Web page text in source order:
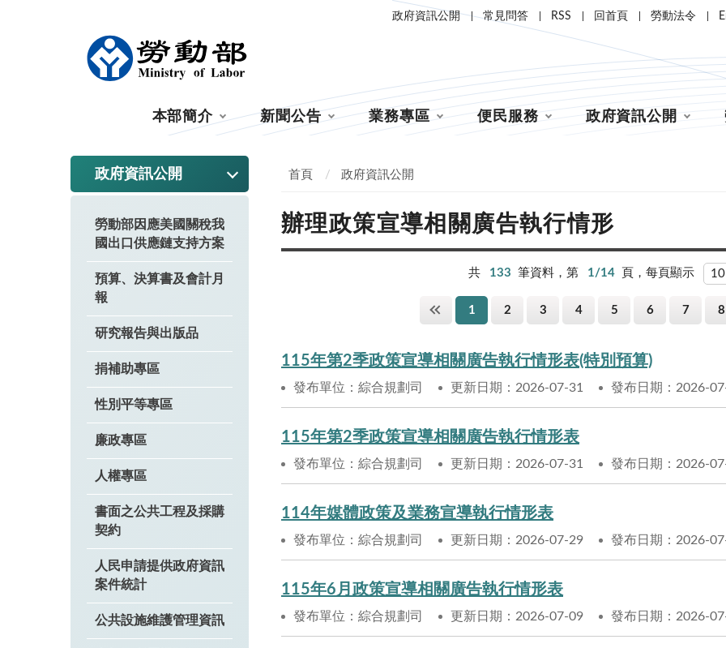
政府資訊公開 常見問答 RSS 回首頁 勞動法令
本部簡介 新聞公告 業務專區 便民服務 政府資訊公開
政府資訊公開
勞動部因應美國關稅我
國出口供應鏈支持方案
預算、決算書及會計月
報
研究報告與出版品
捐補助專區
性別平等專區
廉政專區
人權專區
書面之公共工程及採購
契約
人民申請提供政府資訊
案件統計
公共設施維護管理資訊
首頁 政府資訊公開
辦理政策宣導相關廣告執行情形
共 133 筆資料，第 1/14 頁，每頁顯示
1 2 3 4 5 6 7 8
115年第2季政策宣導相關廣告執行情形表(特別預算)
發布單位：綜合規劃司 更新日期：2026-07-31 發布日期：2026-
115年第2季政策宣導相關廣告執行情形表
發布單位：綜合規劃司 更新日期：2026-07-31 發布日期：2026-
114年媒體政策及業務宣導執行情形表
發布單位：綜合規劃司 更新日期：2026-07-29 發布日期：2026-
115年6月政策宣導相關廣告執行情形表
發布單位：綜合規劃司 更新日期：2026-07-09 發布日期：2026-